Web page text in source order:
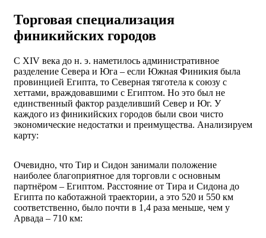
Торговая специализация
финикийских городов
С XIV века до н. э. наметилось административное
разделение Севера и Юга – если Южная Финикия была
провинцией Египта, то Северная тяготела к союзу с
хеттами, враждовавшими с Египтом. Но это был не
единственный фактор разделивший Север и Юг. У
каждого из финикийских городов были свои чисто
экономические недостатки и преимущества. Анализируем
карту:
Очевидно, что Тир и Сидон занимали положение
наиболее благоприятное для торговли с основным
партнёром – Египтом. Расстояние от Тира и Сидона до
Египта по каботажной траектории, а это 520 и 550 км
соответственно, было почти в 1,4 раза меньше, чем у
Арвада – 710 км: